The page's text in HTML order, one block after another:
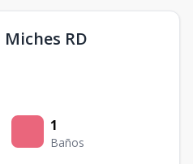
RD
1
Baños